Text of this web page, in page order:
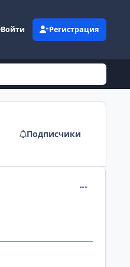
Войти Регистрация
Подписчики